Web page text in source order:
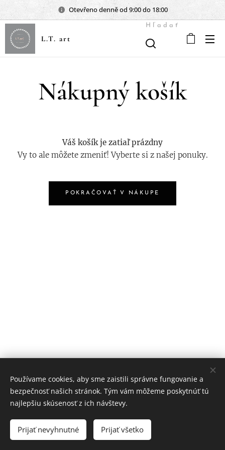
Otevřeno denně od 9:00 do 18:00
L.T. art
Hľadať
Nákupný košík
Váš košík je zatiaľ prázdny
Vy to ale môžete zmeniť! Vyberte si z našej ponuky.
POKRAČOVAŤ V NÁKUPE
Obchodní podmínky
Pravidla ochrany soukromí
Vytvořeno službouWebnode
Čeština
Slovenčina
Používame cookies, aby sme zaistili správne fungovanie a
bezpečnosť našich stránok. Tým vám môžeme poskytnúť tú
najlepšiu skúsenosť z ich návštevy.
Prijať nevyhnutné Prijať všetko